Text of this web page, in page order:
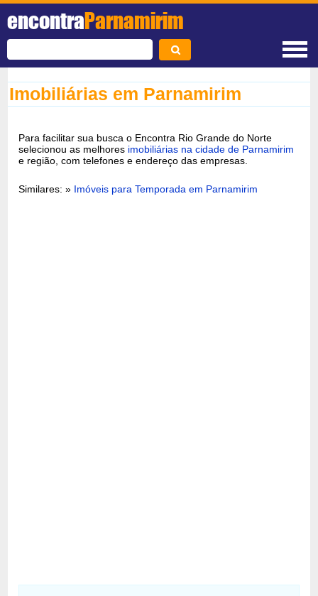
encontraParnamirim
Imobiliárias em Parnamirim
Para facilitar sua busca o Encontra Rio Grande do Norte
selecionou as melhores imobiliárias na cidade de Parnamirim
e região, com telefones e endereço das empresas.
Similares: » Imóveis para Temporada em Parnamirim